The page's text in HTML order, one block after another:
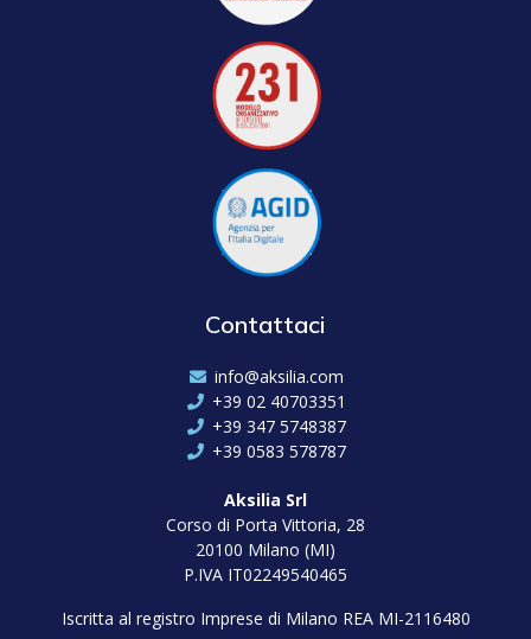
Contattaci
info@aksilia.com
+39 02 40703351
+39 347 5748387
+39 0583 578787
Aksilia Srl
Corso di Porta Vittoria, 28
20100 Milano (MI)
P.IVA IT02249540465
Iscritta al registro Imprese di Milano REA MI-2116480